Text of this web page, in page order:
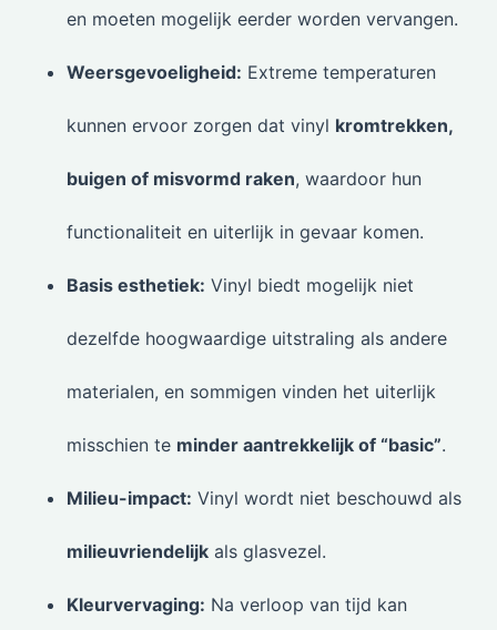
en moeten mogelijk eerder worden vervangen.
Weersgevoeligheid: Extreme temperaturen
kunnen ervoor zorgen dat vinyl kromtrekken,
buigen of misvormd raken, waardoor hun
functionaliteit en uiterlijk in gevaar komen.
Basis esthetiek: Vinyl biedt mogelijk niet
dezelfde hoogwaardige uitstraling als andere
materialen, en sommigen vinden het uiterlijk
misschien te minder aantrekkelijk of “basic”.
Milieu-impact: Vinyl wordt niet beschouwd als
milieuvriendelijk als glasvezel.
Kleurvervaging: Na verloop van tijd kan